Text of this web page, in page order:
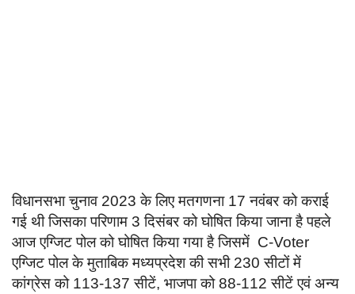
विधानसभा चुनाव 2023 के लिए मतगणना 17 नवंबर को कराई
गई थी जिसका परिणाम 3 दिसंबर को घोषित किया जाना है पहले
आज एग्जिट पोल को घोषित किया गया है जिसमें C-Voter
एग्जिट पोल के मुताबिक मध्यप्रदेश की सभी 230 सीटों में
कांग्रेस को 113-137 सीटें, भाजपा को 88-112 सीटें एवं अन्य